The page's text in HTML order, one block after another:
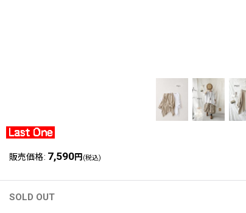
販売価格: 7,590円 (税込)
SOLD OUT